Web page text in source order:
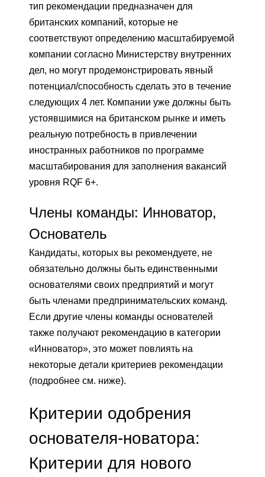
тип рекомендации предназначен для
британских компаний, которые не
соответствуют определению масштабируемой
компании согласно Министерству внутренних
дел, но могут продемонстрировать явный
потенциал/способность сделать это в течение
следующих 4 лет. Компании уже должны быть
устоявшимися на британском рынке и иметь
реальную потребность в привлечении
иностранных работников по программе
масштабирования для заполнения вакансий
уровня RQF 6+.
Члены команды: Инноватор,
Основатель
Кандидаты, которых вы рекомендуете, не
обязательно должны быть единственными
основателями своих предприятий и могут
быть членами предпринимательских команд.
Если другие члены команды основателей
также получают рекомендацию в категории
«Инноватор», это может повлиять на
некоторые детали критериев рекомендации
(подробнее см. ниже).
Критерии одобрения
основателя-новатора:
Критерии для нового